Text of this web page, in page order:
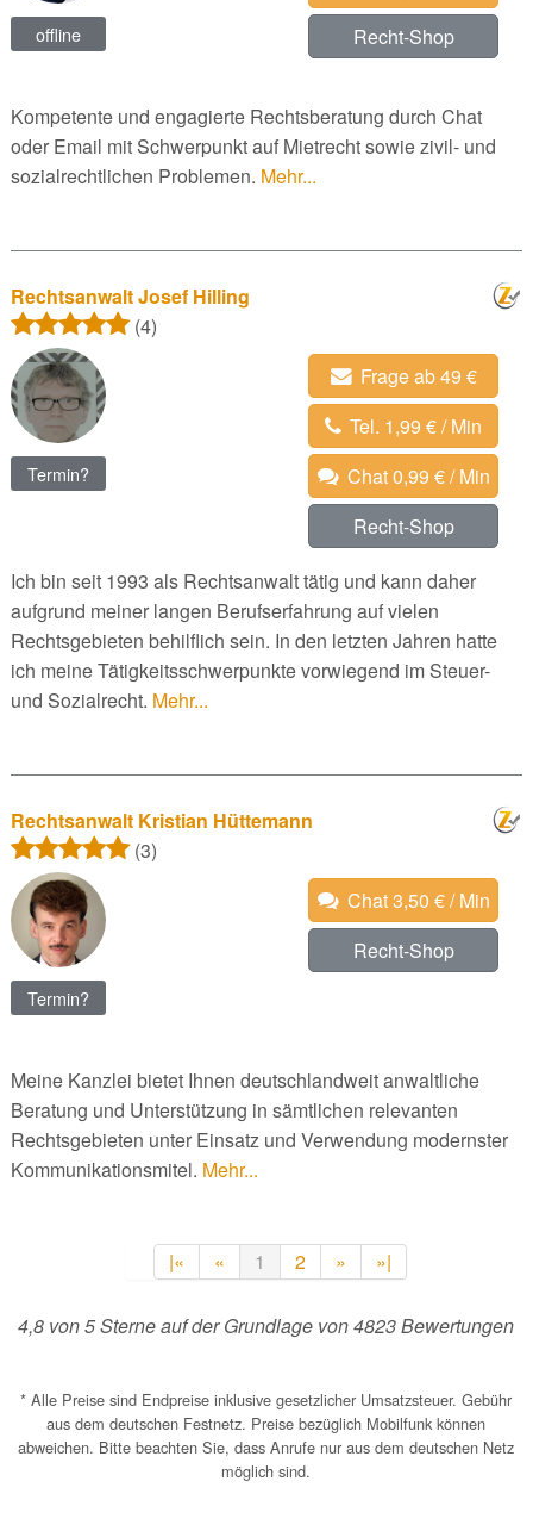
offline
Recht-Shop
Kompetente und engagierte Rechtsberatung durch Chat
oder Email mit Schwerpunkt auf Mietrecht sowie zivil- und
sozialrechtlichen Problemen. Mehr...
Rechtsanwalt Josef Hilling
(4)
Termin?
Frage ab 49 €
Tel. 1,99 € / Min
Chat 0,99 € / Min
Recht-Shop
Ich bin seit 1993 als Rechtsanwalt tätig und kann daher
aufgrund meiner langen Berufserfahrung auf vielen
Rechtsgebieten behilflich sein. In den letzten Jahren hatte
ich meine Tätigkeitsschwerpunkte vorwiegend im Steuer-
und Sozialrecht. Mehr...
Rechtsanwalt Kristian Hüttemann
(3)
Termin?
Chat 3,50 € / Min
Recht-Shop
Meine Kanzlei bietet Ihnen deutschlandweit anwaltliche
Beratung und Unterstützung in sämtlichen relevanten
Rechtsgebieten unter Einsatz und Verwendung modernster
Kommunikationsmitel. Mehr...
|« « 1 2 » »|
4,8 von5Sterne auf der Grundlage von4823Bewertungen
* Alle Preise sind Endpreise inklusive gesetzlicher Umsatzsteuer. Gebühr
aus dem deutschen Festnetz. Preise bezüglich Mobilfunk können
abweichen. Bitte beachten Sie, dass Anrufe nur aus dem deutschen Netz
möglich sind.